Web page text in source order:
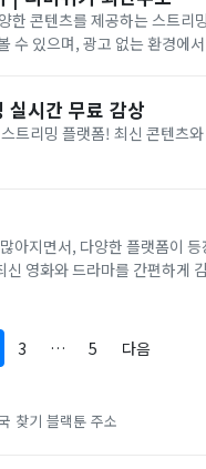
콘텐츠를 제공하는 스트리
수 있으며, 광고 없는 환경에
실시간 무료 감상
트리밍 플랫폼! 최신 콘텐츠
아지면서, 다양한 플랫폼이
영화와 드라마를 간편하게
3 … 5 다음
찾기 블랙툰 주소